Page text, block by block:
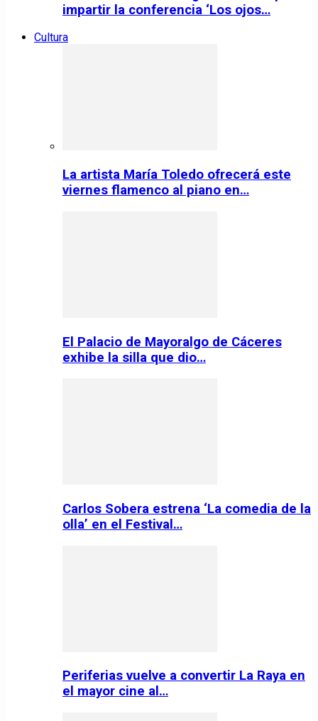
impartir la conferencia ‘Los ojos…
Cultura
La artista María Toledo ofrecerá este
viernes flamenco al piano en…
El Palacio de Mayoralgo de Cáceres
exhibe la silla que dio…
Carlos Sobera estrena ‘La comedia de la
olla’ en el Festival…
Periferias vuelve a convertir La Raya en
el mayor cine al…